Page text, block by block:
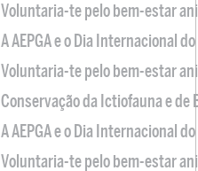
Voluntaria-te pelo bem-estar
A AEPGA e o Dia Internacional
Voluntaria-te pelo bem-estar
Conservação da Ictiofauna e
A AEPGA e o Dia Internacional
Voluntaria-te pelo bem-estar